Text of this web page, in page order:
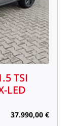
TSI
LED
37.990,00 €